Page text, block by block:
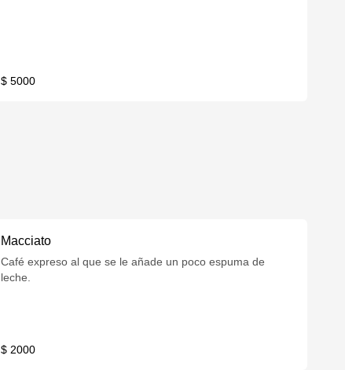
$ 5000
Macciato
Café expreso al que se le añade un poco espuma de
leche.
$ 2000